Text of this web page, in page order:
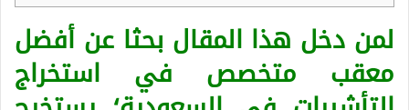
لمن دخل هذا المقال بحثا عن أفضل
معقب متخصص في استخراج